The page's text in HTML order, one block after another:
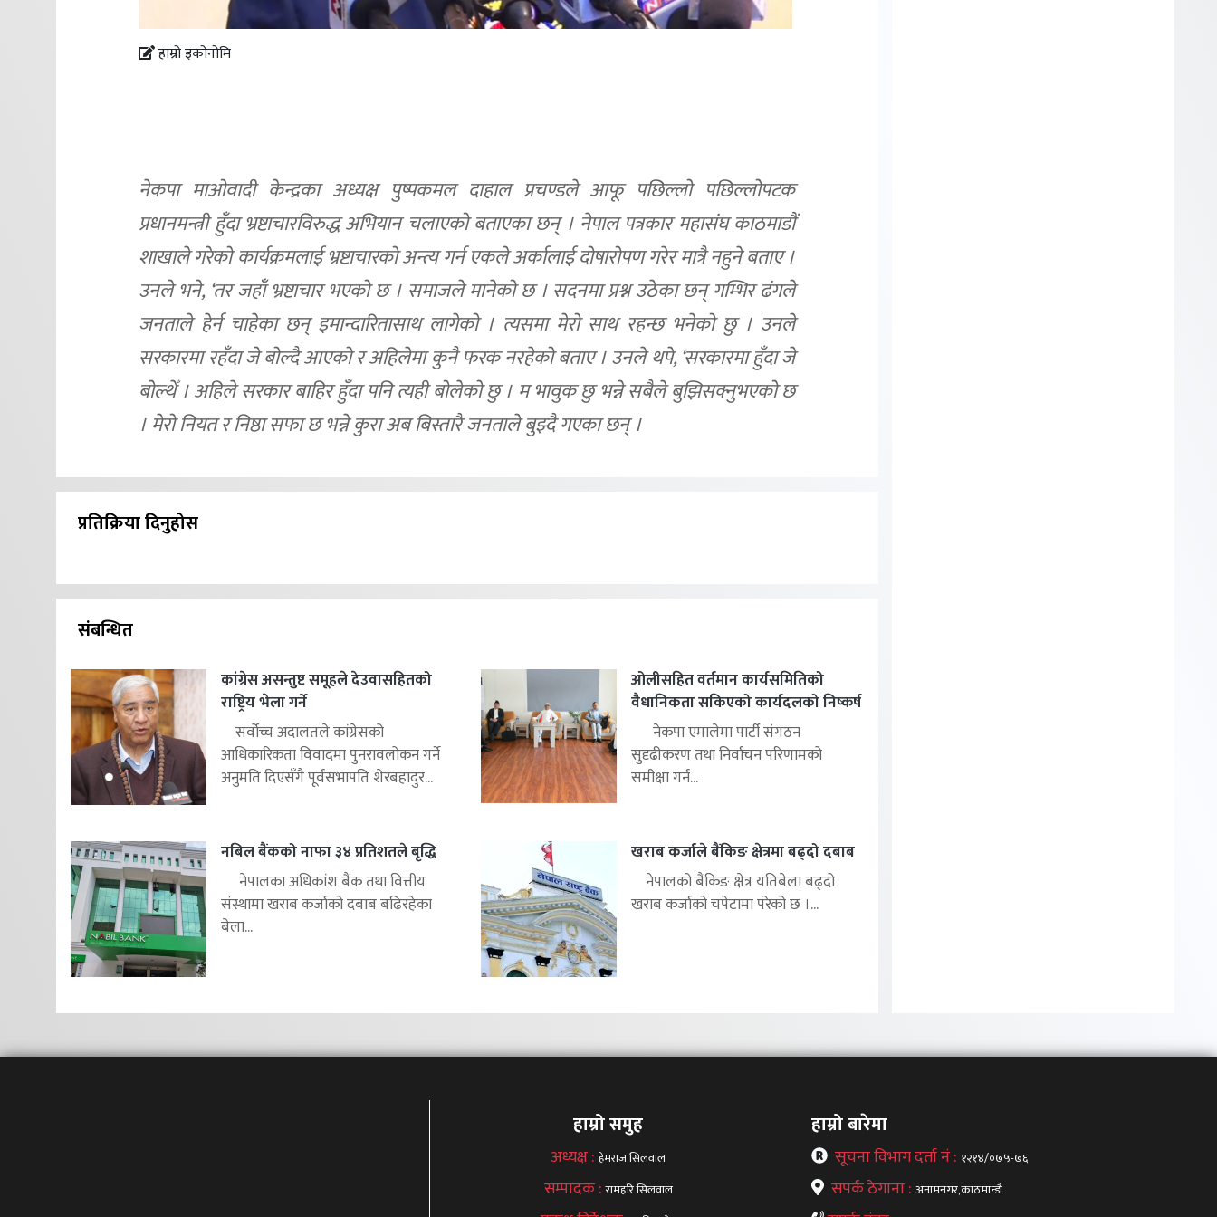
हाम्रो इकोनोमि
नेकपा माओवादी केन्द्रका अध्यक्ष पुष्पकमल दाहाल प्रचण्डले आफू पछिल्लो पछिल्लोपटक
प्रधानमन्त्री हुँदा भ्रष्टाचारविरुद्ध अभियान चलाएको बताएका छन् । नेपाल पत्रकार महासंघ काठमाडौं
शाखाले गरेको कार्यक्रमलाई भ्रष्टाचारको अन्त्य गर्न एकले अर्कालाई दोषारोपण गरेर मात्रै नहुने बताए ।
उनले भने, ‘तर जहाँ भ्रष्टाचार भएको छ । समाजले मानेको छ । सदनमा प्रश्न उठेका छन् गम्भिर ढंगले
जनताले हेर्न चाहेका छन् इमान्दारितासाथ लागेको । त्यसमा मेरो साथ रहन्छ भनेको छु । उनले
सरकारमा रहँदा जे बोल्दै आएको र अहिलेमा कुनै फरक नरहेको बताए । उनले थपे, ‘सरकारमा हुँदा जे
बोल्थेँ । अहिले सरकार बाहिर हुँदा पनि त्यही बोलेको छु । म भावुक छु भन्ने सबैले बुझिसक्नुभएको छ
। मेरो नियत र निष्ठा सफा छ भन्ने कुरा अब बिस्तारै जनताले बुझ्दै गएका छन् ।
प्रतिक्रिया दिनुहोस
संबन्धित
कांग्रेस असन्तुष्ट समूहले देउवासहितको
राष्ट्रिय भेला गर्ने
सर्वोच्च अदालतले कांग्रेसको
आधिकारिकता विवादमा पुनरावलोकन गर्ने
अनुमति दिएसँगै पूर्वसभापति शेरबहादुर...
ओलीसहित वर्तमान कार्यसमितिको
वैधानिकता सकिएको कार्यदलको निष्कर्ष
नेकपा एमालेमा पार्टी संगठन
सुदृढीकरण तथा निर्वाचन परिणामको
समीक्षा गर्न...
नबिल बैंकको नाफा ३४ प्रतिशतले बृद्धि
नेपालका अधिकांश बैंक तथा वित्तीय
संस्थामा खराब कर्जाको दबाब बढिरहेका
बेला...
खराब कर्जाले बैंकिङ क्षेत्रमा बढ्दो दबाब
नेपालको बैंकिङ क्षेत्र यतिबेला बढ्दो
खराब कर्जाको चपेटामा परेको छ ।...
हाम्रो समुह
अध्यक्ष :हेमराज सिलवाल
सम्पादक :रामहरि सिलवाल
हाम्रो बारेमा
सूचना विभाग दर्ता नं : १२१४/०७५-७६
सपर्क ठेगाना : अनामनगर,काठमान्डौ